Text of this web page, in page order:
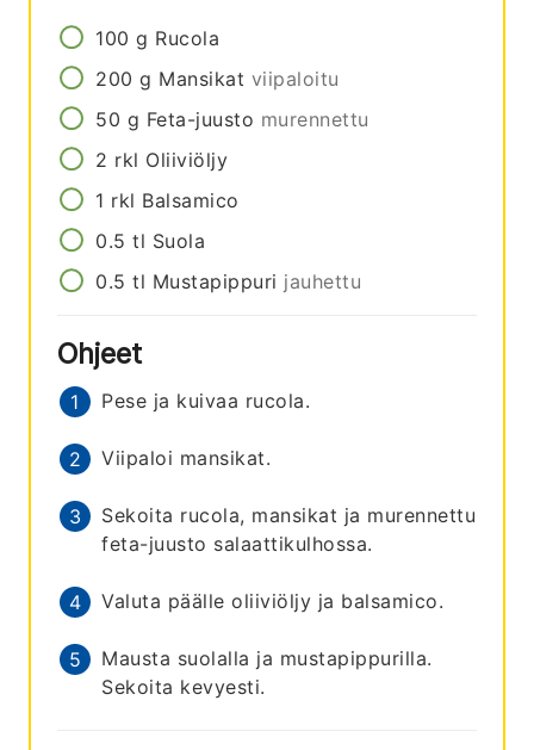
100 g Rucola
200 g Mansikat viipaloitu
50 g Feta-juusto murennettu
2 rkl Oliiviöljy
1 rkl Balsamico
0.5 tl Suola
0.5 tl Mustapippuri jauhettu
Ohjeet
Pese ja kuivaa rucola.
Viipaloi mansikat.
Sekoita rucola, mansikat ja murennettu
feta-juusto salaattikulhossa.
Valuta päälle oliiviöljy ja balsamico.
Mausta suolalla ja mustapippurilla.
Sekoita kevyesti.